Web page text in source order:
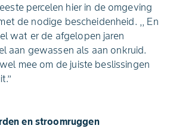
percelen hier in de omgeving
de nodige bescheidenheid. ,, En
wat er de afgelopen jaren
aan gewassen als aan onkruid.
mee om de juiste beslissingen
en stroomruggen